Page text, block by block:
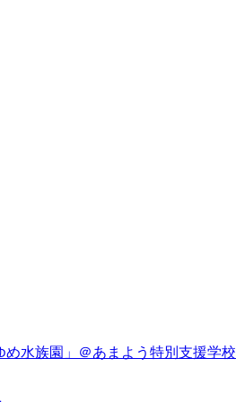
水族園」＠あまよう特別支援学校